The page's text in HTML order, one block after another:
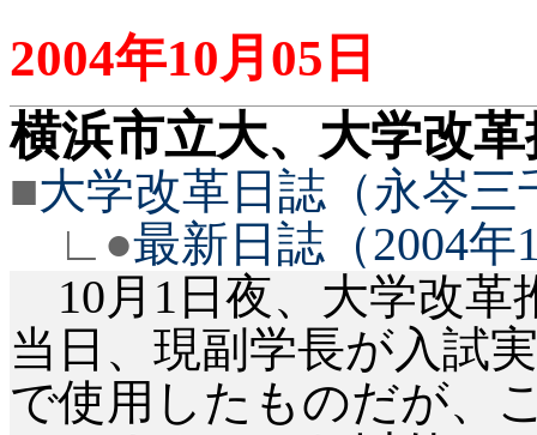
2004年10月 05 日
横浜市立大、大学改
■大学改革日誌（永岑三
∟●最新日誌（2004年
10月 1 日夜、大学改
当日、現副学長が入試
で使用したものだが、